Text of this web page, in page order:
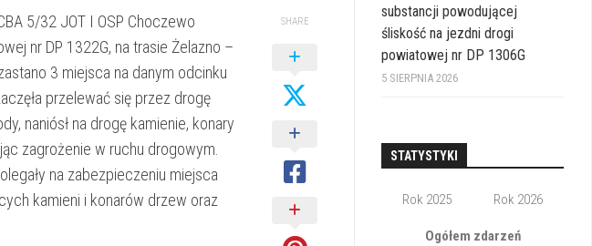
5/32 JOT I OSP Choczewo
nr DP 1322G, na trasie Żelazno –
3 miejsca na danym odcinku
przelewać się przez drogę
naniósł na drogę kamienie, konary
zagrożenie w ruchu drogowym.
na zabezpieczeniu miejsca
kamieni i konarów drzew oraz
SHARE
substancji powodującej
śliskość na jezdni drogi
powiatowej nr DP 1306G
5 SIERPNIA 2026
STATYSTYKI
Rok 2025 Rok 2026
Ogółem zdarzeń